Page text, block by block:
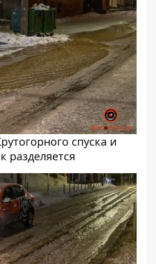
спуска и
разделяется